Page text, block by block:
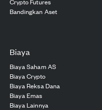
Bandingkan Aset
Biaya
Biaya Saham AS
Biaya Crypto
Biaya Reksa Dana
Biaya Emas
Biaya Lainnya